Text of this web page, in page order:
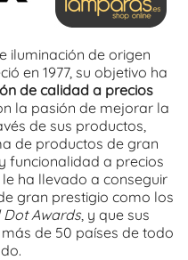
iluminación de origen
en 1977, su objetivo ha
de calidad a precios
la pasión de mejorar la
de sus productos,
de productos de gran
funcionalidad a precios
ha llevado a conseguir
gran prestigio como los
Dot Awards, y que sus
de 50 países de todo